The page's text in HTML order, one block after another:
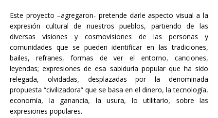
Este proyecto –agregaron- pretende darle aspecto visual a la
expresión cultural de nuestros pueblos, partiendo de las
diversas visiones y cosmovisiones de las personas y
comunidades que se pueden identificar en las tradiciones,
bailes, refranes, formas de ver el entorno, canciones,
leyendas; expresiones de esa sabiduría popular que ha sido
relegada, olvidadas, desplazadas por la denominada
propuesta “civilizadora” que se basa en el dinero, la tecnología,
economía, la ganancia, la usura, lo utilitario, sobre las
expresiones populares.